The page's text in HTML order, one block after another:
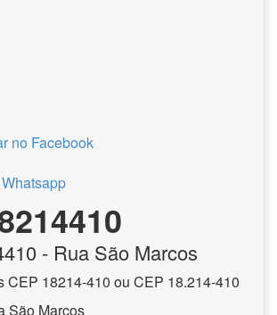
no Facebook
- Rua São Marcos
CEP 18214-410 ou CEP 18.214-410
São Marcos